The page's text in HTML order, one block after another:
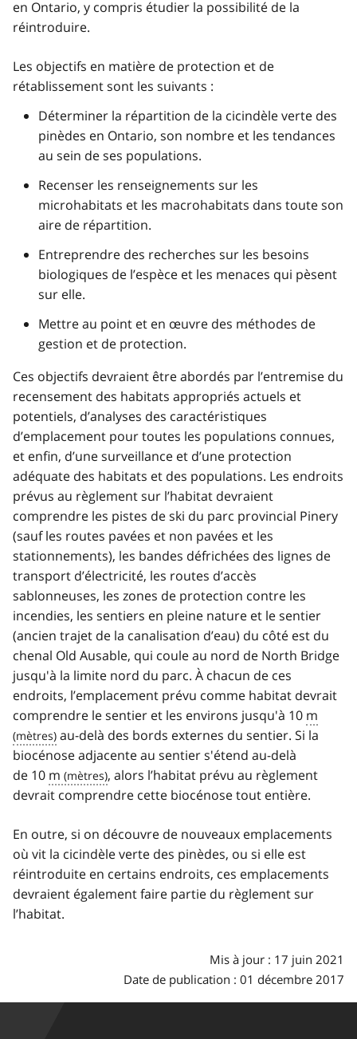
en Ontario, y compris étudier la possibilité de la
réintroduire.
Les objectifs en matière de protection et de
rétablissement sont les suivants :
Déterminer la répartition de la cicindèle verte des
pinèdes en Ontario, son nombre et les tendances
au sein de ses populations.
Recenser les renseignements sur les
microhabitats et les macrohabitats dans toute son
aire de répartition.
Entreprendre des recherches sur les besoins
biologiques de l’espèce et les menaces qui pèsent
sur elle.
Mettre au point et en œuvre des méthodes de
gestion et de protection.
Ces objectifs devraient être abordés par l’entremise du
recensement des habitats appropriés actuels et
potentiels, d’analyses des caractéristiques
d’emplacement pour toutes les populations connues,
et enfin, d’une surveillance et d’une protection
adéquate des habitats et des populations. Les endroits
prévus au règlement sur l’habitat devraient
comprendre les pistes de ski du parc provincial Pinery
(sauf les routes pavées et non pavées et les
stationnements), les bandes défrichées des lignes de
transport d’électricité, les routes d’accès
sablonneuses, les zones de protection contre les
incendies, les sentiers en pleine nature et le sentier
(ancien trajet de la canalisation d’eau) du côté est du
chenal Old Ausable, qui coule au nord de North Bridge
jusqu'à la limite nord du parc. À chacun de ces
endroits, l’emplacement prévu comme habitat devrait
comprendre le sentier et les environs jusqu'à 10 m
au-delà des bords externes du sentier. Si la
biocénose adjacente au sentier s'étend au-delà
de 10 m
, alors l’habitat prévu au règlement
devrait comprendre cette biocénose tout entière.
En outre, si on découvre de nouveaux emplacements
où vit la cicindèle verte des pinèdes, ou si elle est
réintroduite en certains endroits, ces emplacements
devraient également faire partie du règlement sur
l’habitat.
Mis à jour : 17 juin 2021
Date de publication : 01 décembre 2017